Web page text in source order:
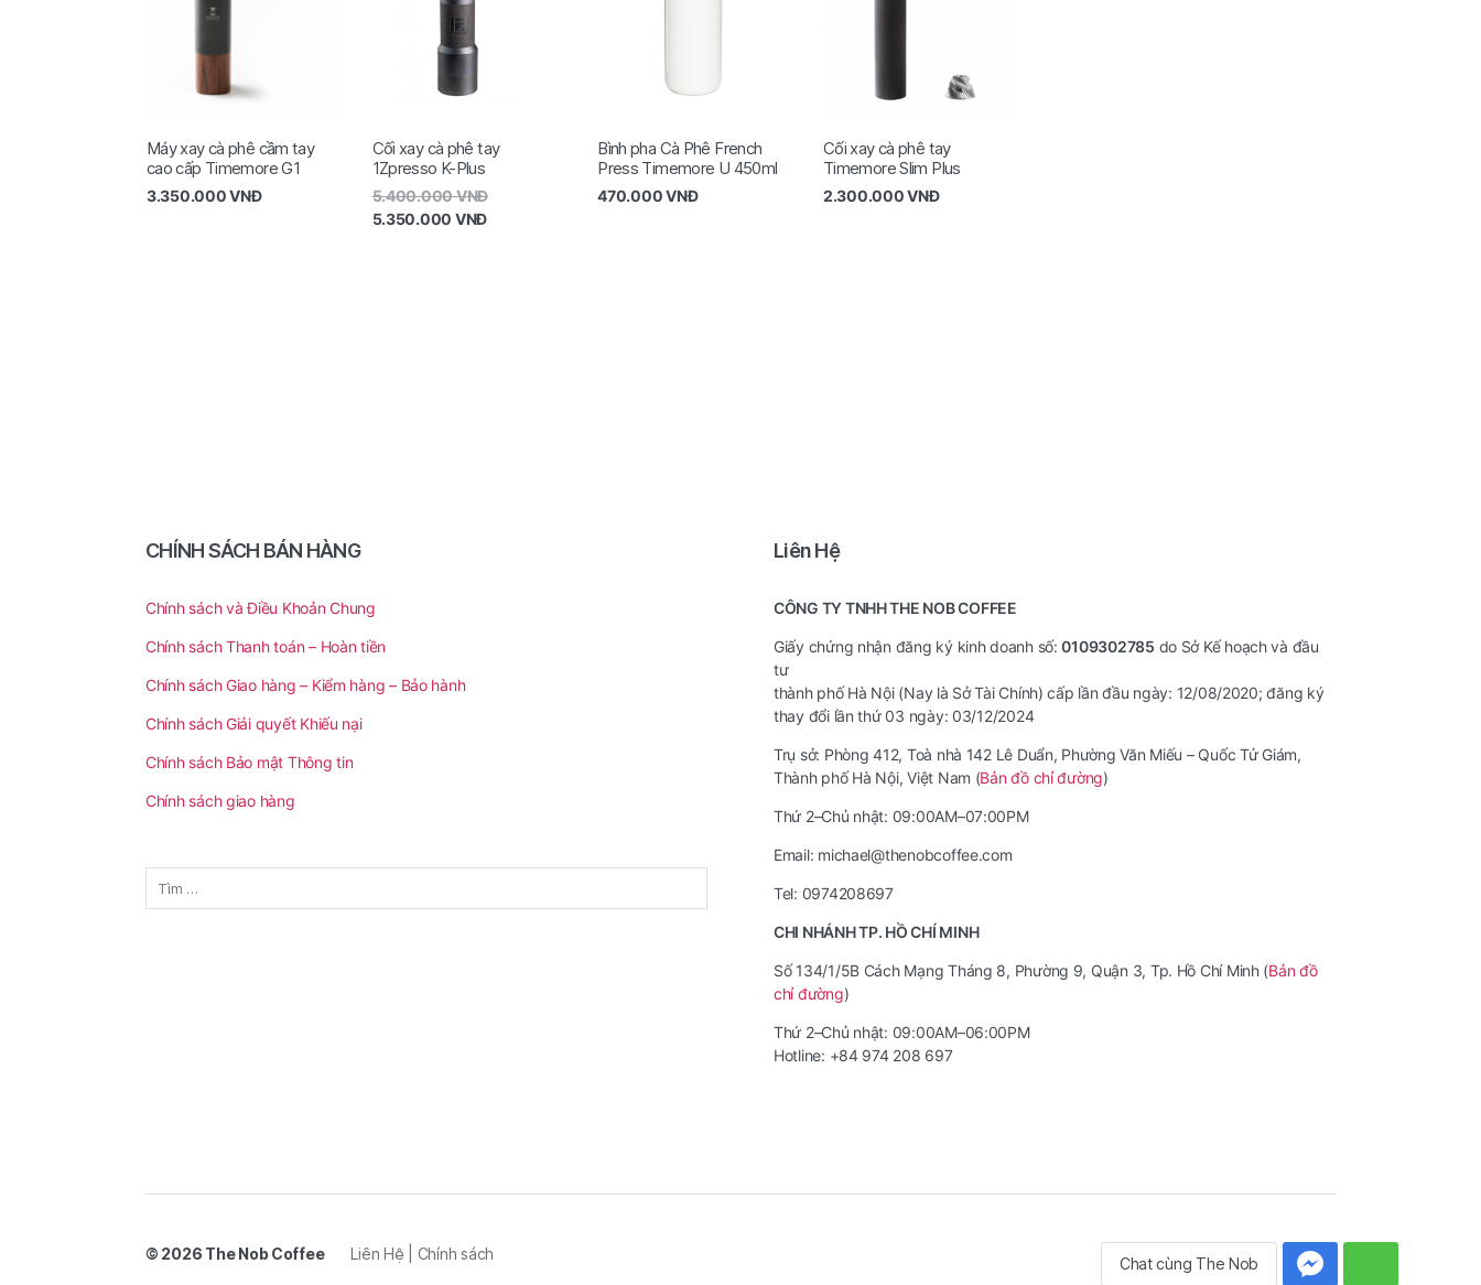
Máy xay cà phê cầm tay
cao cấp Timemore G1
3.350.000VNĐ
Cối xay cà phê tay
1Zpresso K-Plus
5.400.000VNĐ
5.350.000 VNĐ
Bình pha Cà Phê French
Press Timemore U 450ml
470.000VNĐ
Cối xay cà phê tay
Timemore Slim Plus
2.300.000VNĐ
CHÍNH SÁCH BÁN HÀNG
Chính sách và Điều Khoản Chung
Chính sách Thanh toán – Hoàn tiền
Chính sách Giao hàng – Kiểm hàng – Bảo hành
Chính sách Giải quyết Khiếu nại
Chính sách Bảo mật Thông tin
Chính sách giao hàng
Tìm
kiếm
Liên Hệ
CÔNG TY TNHH THE NOB COFFEE
Giấy chứng nhận đăng ký kinh doanh số:0109302785 do Sở Kế hoạch và đầu
tư
thành phố Hà Nội (Nay là Sở Tài Chính) cấp lần đầu ngày: 12/08/2020; đăng ký
thay đổi lần thứ 03 ngày: 03/12/2024
Trụ sở: Phòng 412, Toà nhà 142 Lê Duẩn, Phường Văn Miếu – Quốc Tử Giám,
Thành phố Hà Nội, Việt Nam (Bản đồ chỉ đường)
Thứ 2–Chủ nhật: 09:00AM–07:00PM
Email: michael@thenobcoffee.com
Tel: 0974208697
CHI NHÁNH TP. HỒ CHÍ MINH
Số 134/1/5B Cách Mạng Tháng 8, Phường 9, Quận 3, Tp. Hồ Chí Minh (Bản đồ
chỉ đường)
Thứ 2–Chủ nhật: 09:00AM–06:00PM
Hotline: +84 974 208 697
© 2026 The Nob Coffee Liên Hệ Chính sách Lên trên cùng↑
Chat cùng The Nob